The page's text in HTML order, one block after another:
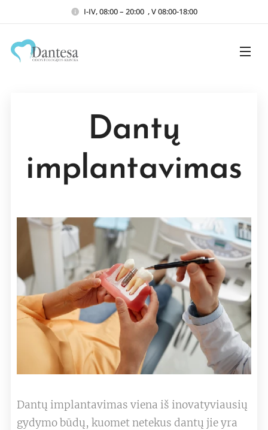
I-IV, 08:00 – 20:00 , V 08:00-18:00
Dantų
implantavimas
Dantų implantavimas viena iš inovatyviausių
gydymo būdų, kuomet netekus dantų jie yra